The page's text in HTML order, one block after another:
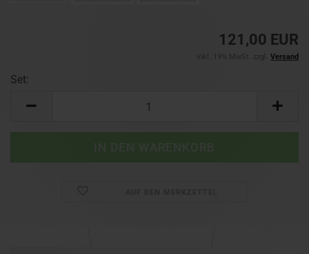
121,00 EUR
inkl. 19% MwSt. zzgl. Versand
Set: